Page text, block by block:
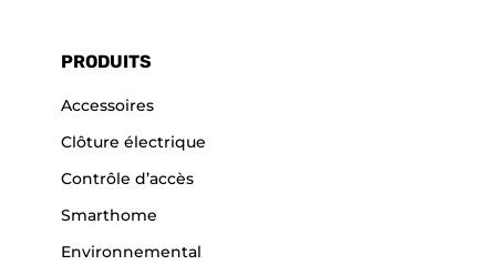
PRODUITS
Accessoires
Clôture électrique
Contrôle d’accès
Smarthome
Environnemental